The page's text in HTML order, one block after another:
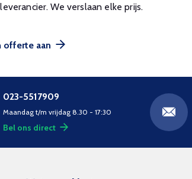
We verslaan elke prijs.
offerte aan
023-5517909
Maandag t/m vrijdag 8.30 - 17:30
Bel ons direct